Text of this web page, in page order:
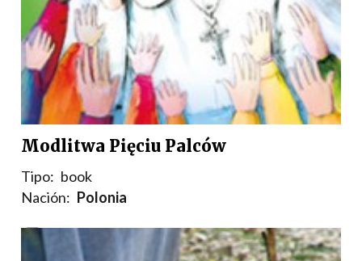
Modlitwa Pięciu Palców
Tipo: book
Nación: Polonia